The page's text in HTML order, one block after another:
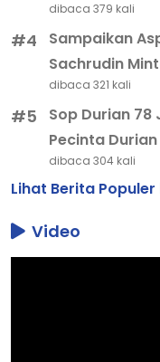
dibaca 379 kali
#4
Sampaikan
Sachrudin
dibaca 321 kali
#5
Sop Durian 78
Pecinta
dibaca 304 kali
Lihat Berita
Video